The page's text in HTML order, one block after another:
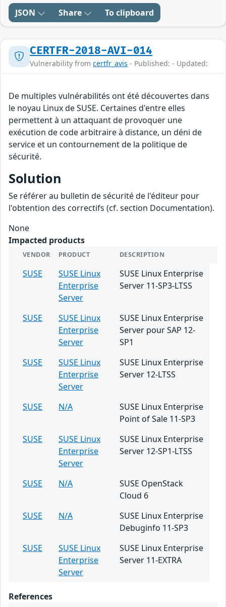
JSON Share To clipboard
CERTFR-2018-AVI-014
Vulnerability from certfr_avis - Published: - Updated:
De multiples vulnérabilités ont été découvertes dans
le noyau Linux de SUSE. Certaines d'entre elles
permettent à un attaquant de provoquer une
exécution de code arbitraire à distance, un déni de
service et un contournement de la politique de
sécurité.
Solution
Se référer au bulletin de sécurité de l'éditeur pour
l'obtention des correctifs (cf. section Documentation).
None
Impacted products
VENDOR PRODUCT DESCRIPTION
SUSE
SUSE Linux
Enterprise
Server
SUSE Linux Enterprise
Server 11-SP3-LTSS
SUSE
SUSE Linux
Enterprise
Server
SUSE Linux Enterprise
Server pour SAP 12-
SP1
SUSE
SUSE Linux
Enterprise
Server
SUSE Linux Enterprise
Server 12-LTSS
SUSE N/A
SUSE Linux Enterprise
Point of Sale 11-SP3
SUSE
SUSE Linux
Enterprise
Server
SUSE Linux Enterprise
Server 12-SP1-LTSS
SUSE N/A
SUSE OpenStack
Cloud 6
SUSE
N/A
SUSE Linux Enterprise
Debuginfo 11-SP3
SUSE
SUSE Linux
Enterprise
Server
SUSE Linux Enterprise
Server 11-EXTRA
References